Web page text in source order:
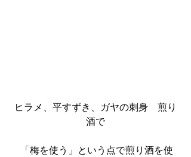
ヒラメ、平すずき、ガヤの刺身　煎り
酒で
「梅を使う」という点で煎り酒を使